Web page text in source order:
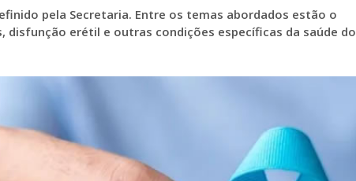
pela Secretaria. Entre os temas abordados estão o
erétil e outras condições específicas da saúde do